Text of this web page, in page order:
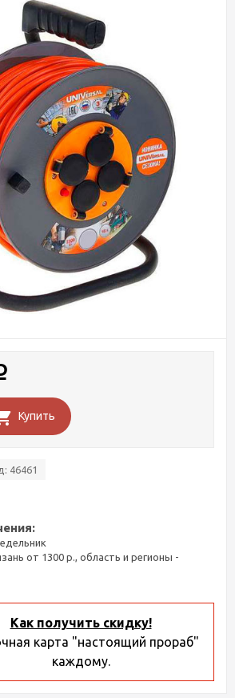
Купить
46461
от 1300 р., область и регионы -
Как получить скидку!
карта "настоящий прораб"
каждому.